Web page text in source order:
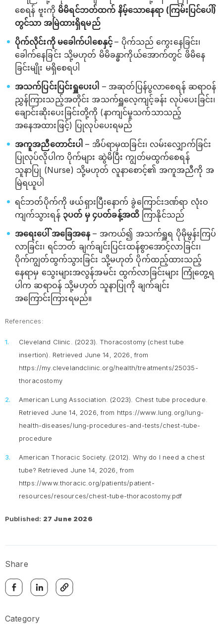
စေရန် ဗူးကို မိမိရင်ဘတ်ထက် နိမ့်သောနေရာ (ကြမ်းပြင်ပေါ်)
တွင်သာ အမြဲထားရှိရမည်
ပိုက်လိုင်းကို မခေါက်ပါစေနှင့်– ပိုက်သည် ကွေးနေခြင်း၊
ခေါက်နေခြင်း သို့မဟုတ် မိမိခန္ဓာကိုယ်အောက်တွင် ဖိမိနေ
ခြင်းမျိုး မရှိစေရပါ
အသက်ပြင်းပြင်းရှူပေးပါ – အဆုတ်ပြန်ပွလာစေရန် ဆရာဝန်
ညွှန်ကြားသည့်အတိုင်း အသက်ရှူလေ့ကျင့်ခန်း လုပ်ပေးခြင်း၊
ချောင်းဆိုးပေးခြင်းတို့ကို (နာကျင်မှုသက်သာသည့်
အနေအထားဖြင့်) ပြုလုပ်ပေးရမည်
အကူအညီတောင်းပါ – အိပ်ရာမှထခြင်း၊ လမ်းလျှောက်ခြင်း
ပြုလုပ်လိုပါက ပိုက်များ ဆွဲမိပြီး ကျွတ်မထွက်စေရန်
သူနာပြု (Nurse) သို့မဟုတ် လူနာစောင့်၏ အကူအညီကို အ
မြဲရယူပါ
ရင်ဘတ်ပိုက်ကို ဖယ်ရှားပြီးနောက် ခွဲကြောင်းဒဏ်ရာ လုံးဝ
ကျက်သွားရန် ၃ပတ် မှ ၄ပတ်ခန့်အထိ ကြာနိုင်သည်
အရေးပေါ် အခြေအနေ– အကယ်၍ အသက်ရှူရ ပိုမိုမွန်းကြပ်
လာခြင်း၊ ရင်ဘတ် ချက်ချင်းပြင်းထန်စွာအောင့်လာခြင်း၊
ပိုက်ကျွတ်ထွက်သွားခြင်း သို့မဟုတ် ပိုက်ထည့်ထားသည့်
နေရာမှ သွေးများအလွန်အမင်း ထွက်လာခြင်းများ ကြုံတွေ့ရ
ပါက ဆရာဝန် သို့မဟုတ် သူနာပြုကို ချက်ချင်း
အကြောင်းကြားရမည်။
References:
Cleveland Clinic. (2023). Thoracostomy (chest tube
insertion). Retrieved June 14, 2026, from
https://my.clevelandclinic.org/health/treatments/25035-
thoracostomy
American Lung Association. (2023). Chest tube procedure
Retrieved June 14, 2026, from https://www.lung.org/lung-
health-diseases/lung-procedures-and-tests/chest-tube-
procedure
American Thoracic Society. (2012). Why do I need a chest
tube? Retrieved June 14, 2026, from
https://www.thoracic.org/patients/patient-
resources/resources/chest-tube-thoracostomy.pdf
Published: 27 June 2026
Share
Category